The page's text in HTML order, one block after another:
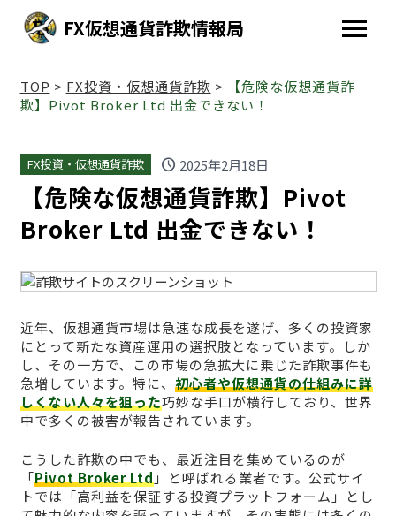
FX仮想通貨詐欺情報局
TOP > FX投資・仮想通貨詐欺 >
【危険な仮想通貨詐
欺】Pivot Broker Ltd 出金できない！
FX投資・仮想通貨詐欺 schedule 2025年2月18日
【危険な仮想通貨詐欺】Pivot
Broker Ltd 出金できない！
近年、仮想通貨市場は急速な成長を遂げ、多くの投資家
にとって新たな資産運用の選択肢となっています。しか
し、その一方で、この市場の急拡大に乗じた詐欺事件も
急増しています。特に、 初心者や仮想通貨の仕組みに詳
しくない人々を狙った巧妙な手口が横行しており、世界
中で多くの被害が報告されています。
こうした詐欺の中でも、最近注目を集めているのが
「Pivot Broker Ltd」と呼ばれる業者です。公式サイ
トでは「高利益を保証する投資プラットフォーム」とし